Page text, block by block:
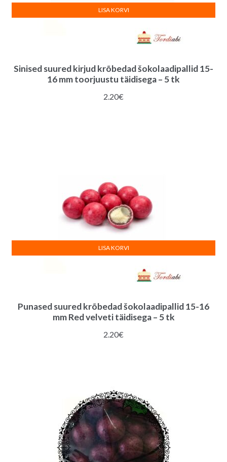
Sinised suured kirjud krõbedad šokolaadipallid 15-
16 mm toorjuustu täidisega – 5 tk
2.20€
LISA KORVI
Punased suured krõbedad šokolaadipallid 15-16
mm Red velveti täidisega – 5 tk
2.20€
LISA KORVI